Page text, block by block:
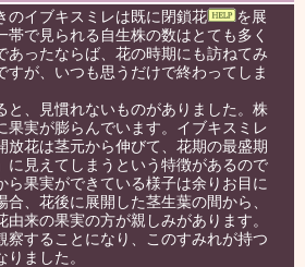
イブキスミレは既に閉鎖花
を展
帯で見られる自生株の数はとても多く
あったならば、花の時期にも訪ねてみ
すが、いつも思うだけで終わってしま
、見慣れないものがありました。株
果実が膨らんでいます。イブキスミレ
放花は茎元から伸びて、花期の最盛期
に見えてしまうという特徴があるので
ら果実ができている様子は余りお目に
、花後に展開した茎生葉の間から、
来の果実の方が親しみがあります。
察することになり、このすみれが持つ
ました。